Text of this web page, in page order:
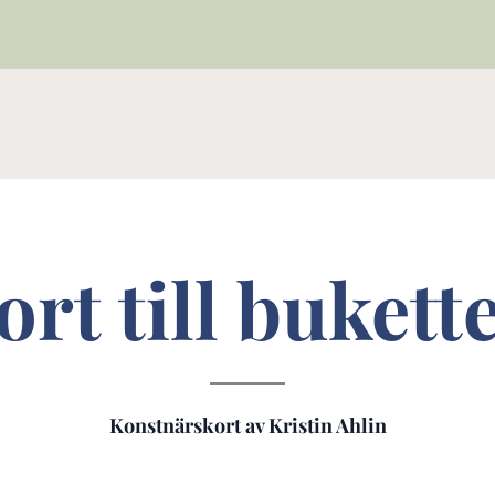
till
Konstnärskort av Kristin Ahlin